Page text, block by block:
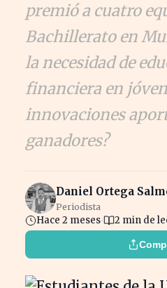
premió a cuatro
Bachillerato en
la necesidad de
financiera en
innovaciones
ganadores?
Daniel Ortega
Periodista
Hace 2 meses 2 min de